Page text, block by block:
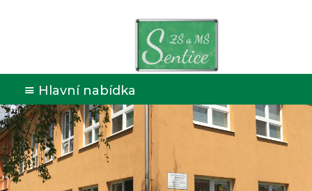
Hlavní nabídka